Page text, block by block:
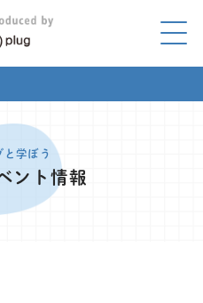
と学ぼう
ント情報